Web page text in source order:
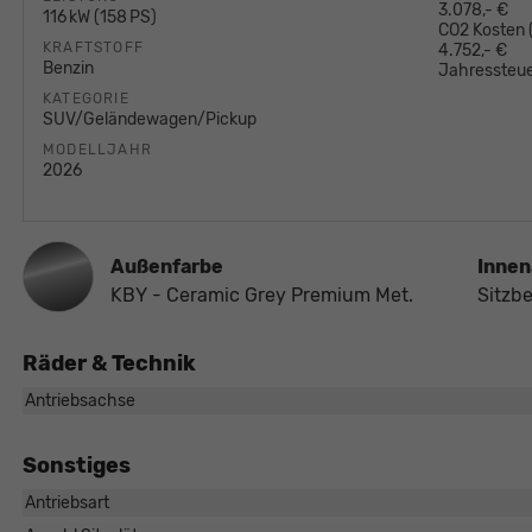
116 kW (158 PS)
KRAFTSTOFF
Benzin
KATEGORIE
SUV/Geländewagen/Pickup
MODELLJAHR
2026
3.078,- €
CO2
4.752,- €
Außenfarbe
KBY - Ceramic Grey Premium Met.
Räder & Technik
Antriebsachse
Sonstiges
Antriebsart